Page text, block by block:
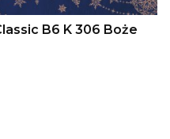
B6 K 306 Boże